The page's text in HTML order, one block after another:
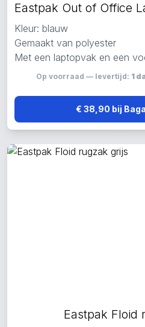
Kleur: blauw
Gemaakt van polyester
Met een laptopvak en een
Op voorraad — levertijd: 1
€ 38,90 bij
Eastpak Floid